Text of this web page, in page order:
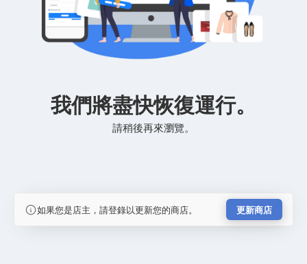
我們將盡快恢復運行。
請稍後再來瀏覽。
如果您是店主，請登錄以更新您的商店。 更新商店